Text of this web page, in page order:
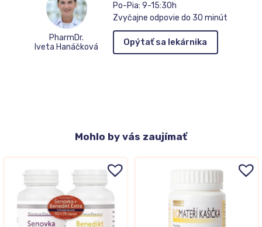
PharmDr.
Iveta Hanáčková
Po-Pia: 9-15:30h
Zvyčajne odpovie do 30 minút
Opýtať sa lekárnika
Mohlo by vás zaujímať